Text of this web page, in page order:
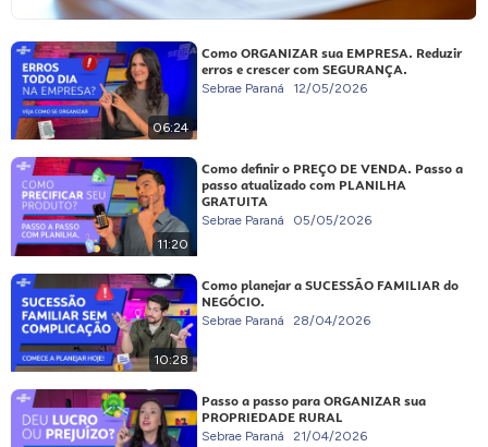
06:24
Como ORGANIZAR sua EMPRESA. Reduzir
erros e crescer com SEGURANÇA.
Sebrae Paraná 12/05/2026
11:20
Como definir o PREÇO DE VENDA. Passo a
passo atualizado com PLANILHA
GRATUITA
Sebrae Paraná 05/05/2026
10:28
Como planejar a SUCESSÃO FAMILIAR do
NEGÓCIO.
Sebrae Paraná 28/04/2026
Passo a passo para ORGANIZAR sua
PROPRIEDADE RURAL
Sebrae Paraná 21/04/2026